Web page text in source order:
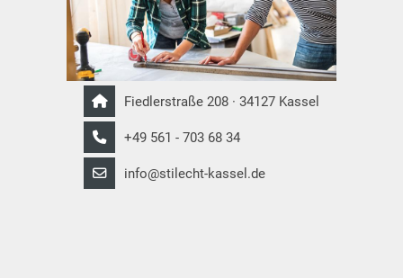
Fiedlerstraße 208 · 34127 Kassel
+49 561 - 703 68 34
info@stilecht-kassel.de